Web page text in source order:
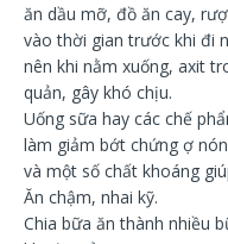
ăn dầu mỡ, đồ ăn cay,
vào thời gian trước khi đi
nên khi nằm xuống, axit
quản, gây khó chịu.
Uống sữa hay các chế
làm giảm bớt chứng ợ
và một số chất khoáng
Ăn chậm, nhai kỹ.
Chia bữa ăn thành nhiều